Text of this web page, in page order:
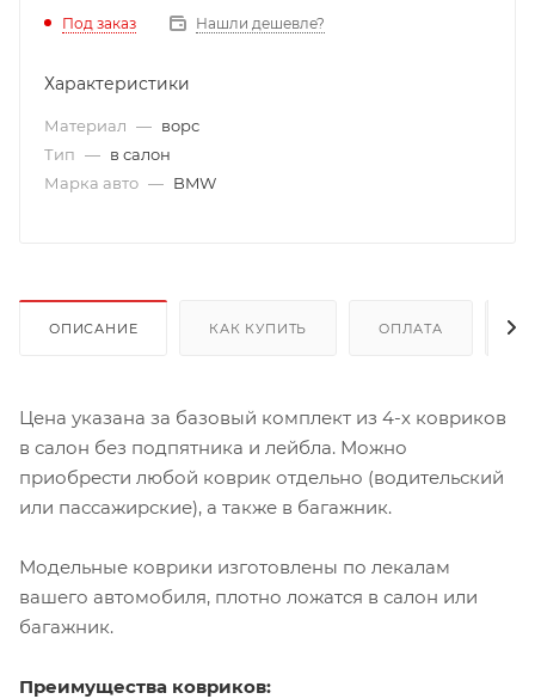
Под заказ Нашли дешевле?
Характеристики
Материал — ворс
Тип — в салон
Марка авто — BMW
ОПИСАНИЕ КАК КУПИТЬ ОПЛАТА
Цена указана за базовый комплект из 4-х ковриков
в салон без подпятника и лейбла. Можно
приобрести любой коврик отдельно (водительский
или пассажирские), а также в багажник.
Модельные коврики изготовлены по лекалам
вашего автомобиля, плотно ложатся в салон или
багажник.
Преимущества ковриков: